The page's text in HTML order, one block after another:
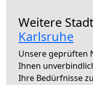
Weitere
Karlsruhe
Unsere geprüften
Ihnen
Ihre Bedürfnisse